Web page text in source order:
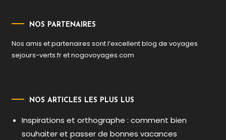
NOS PARTENAIRES
Nos amis et partenaires sont l’excellent blog de voyages
sejours-verts.fretnogovoyages.com
NOS ARTICLES LES PLUS LUS
Inspirations et orthographe : comment bien
souhaiter et passer de bonnes vacances